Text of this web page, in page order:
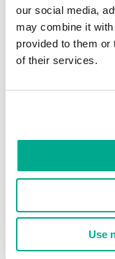
our social media,
may combine it
provided to them or
of their services.
Use
DEIXE UM